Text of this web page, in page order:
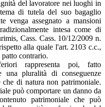
del lavoratore nei luoghi in
di tutela del suo bagaglio
venga assegnato a mansioni
intesa come di
Cass. Cass. 10/12/2009 n.
alla quale l'art. 2103 c.c.,
contrario.
rappresenta poi, fatto
una pluralità di conseguenze
di natura non patrimoniale.
può comportare un danno da
patrimoniale che può